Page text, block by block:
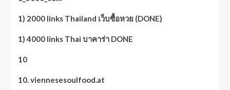
1) 2000 links Thailand เว็บซื้อหวย (DONE)
1) 4000 links Thai บาคาร่า DONE
10
10. viennesesoulfood.at